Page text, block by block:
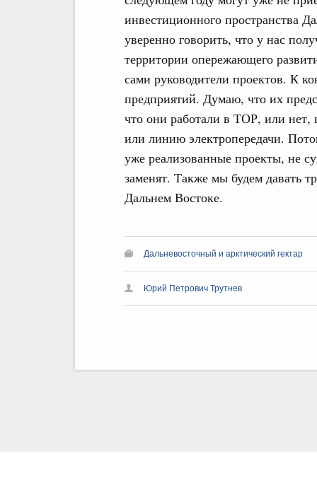
инвестиционного пространства
уверенно говорить, что у нас
территории опережающего
сами руководители проектов. К
предприятий. Думаю, что их
что они работали в ТОР, или нет,
или линию электропередачи.
уже реализованные проекты, не
заменят. Также мы будем давать
Дальнем Востоке.
Дальневосточный и арктический гектар
Юрий Петрович Трутнев